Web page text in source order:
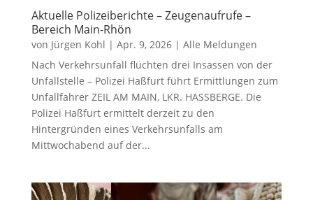
Aktuelle Polizeiberichte – Zeugenaufrufe –
Bereich Main-Rhön
von Jürgen Kohl | Apr. 9, 2026| Alle Meldungen
Nach Verkehrsunfall flüchten drei Insassen von der
Unfallstelle – Polizei Haßfurt führt Ermittlungen zum
Unfallfahrer ZEIL AM MAIN, LKR. HASSBERGE. Die
Polizei Haßfurt ermittelt derzeit zu den
Hintergründen eines Verkehrsunfalls am
Mittwochabend auf der...